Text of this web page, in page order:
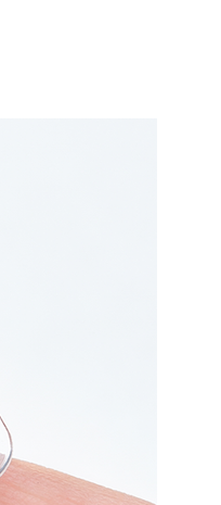
'국장만 하라고?'…ISA 세제